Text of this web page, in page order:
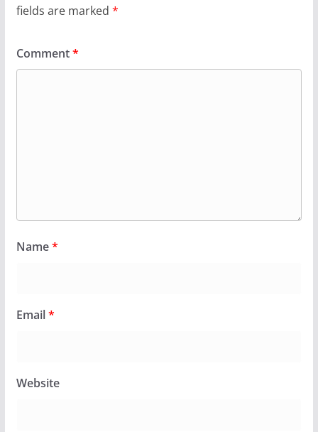
fields are marked *
Comment*
Name*
Email*
Website